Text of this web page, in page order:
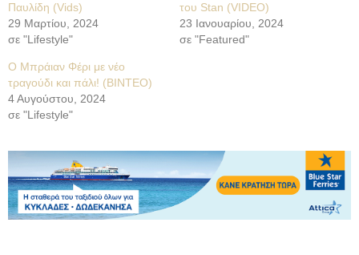
Παυλίδη (Vids)
29 Μαρτίου, 2024
σε "Lifestyle"
του Stan (VIDEO)
23 Ιανουαρίου, 2024
σε "Featured"
Ο Μπράιαν Φέρι με νέο
τραγούδι και πάλι! (BINTEO)
4 Αυγούστου, 2024
σε "Lifestyle"